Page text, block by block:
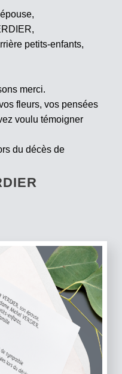
petits-enfants,
merci.
fleurs, vos pensées
voulu témoigner
du décès de